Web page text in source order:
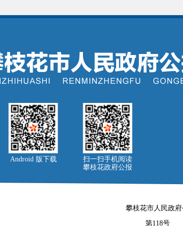
Android 版下载
扫一扫手机阅读
攀枝花政府公报
攀枝花市人民政府
第118号